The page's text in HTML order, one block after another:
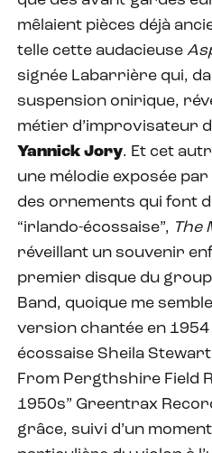
mêlaient pièces déjà
telle cette audacieuse
signée Labarrière qui,
suspension onirique,
métier d’improvisateur
Yannick Jory. Et cet
une mélodie exposée
des ornements qui font
“irlando-écossaise”, The
réveillant un souvenir
premier disque du
Band, quoique me
version chantée en
écossaise Sheila
From Pergthshire Field
1950s” Greentrax
grâce, suivi d’un